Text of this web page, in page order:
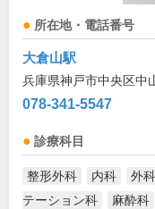
所在地・電話番号
大倉山駅
兵庫県神戸市中央区中
078-341-5547
診療科目
整形外科 内科 外科
テーション科
麻酔科